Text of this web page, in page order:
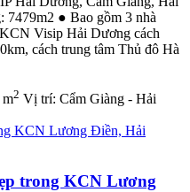
● Bao gồm 3 nhà
Visip Hải Dương cách
cách trung tâm Thủ đô Hà
m2 Vị trí: Cẩm Giàng - Hải
trong KCN Lương